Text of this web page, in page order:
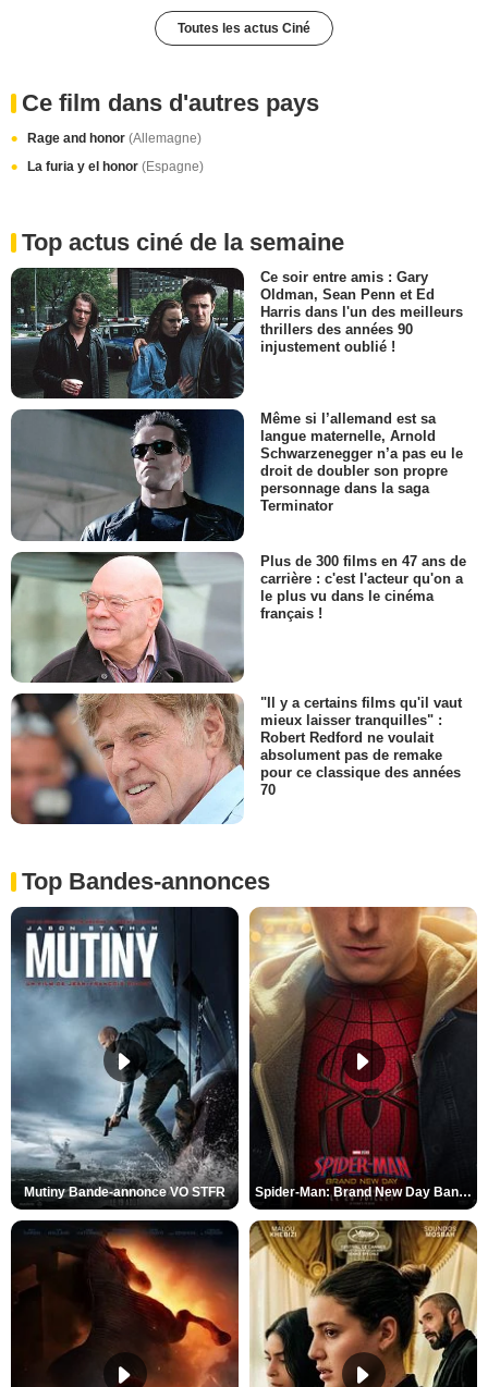
Toutes les actus Ciné
Ce film dans d'autres pays
Rage and honor (Allemagne)
La furia y el honor (Espagne)
Top actus ciné de la semaine
Ce soir entre amis : Gary
Oldman, Sean Penn et Ed
Harris dans l'un des meilleurs
thrillers des années 90
injustement oublié !
Même si l’allemand est sa
langue maternelle, Arnold
Schwarzenegger n’a pas eu le
droit de doubler son propre
personnage dans la saga
Terminator
Plus de 300 films en 47 ans de
carrière : c'est l'acteur qu'on a
le plus vu dans le cinéma
français !
"Il y a certains films qu'il vaut
mieux laisser tranquilles" :
Robert Redford ne voulait
absolument pas de remake
pour ce classique des années
70
Top Bandes-annonces
Mutiny Bande-annonce VO STFR Spider-Man: Brand New Day Bande-annonce VO STFR